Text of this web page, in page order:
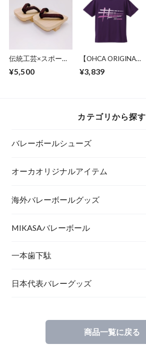
伝統工芸×スポーツ
京漆染- 赤紅
¥5,500
【OHCA ORIGINAL
カオリジナルTシャ
¥3,839
カテゴリから探す
バレーボールシューズ
オーカオリジナルアイテム
海外バレーボールグッズ
MIKASAバレーボール
一本歯下駄
日本代表バレーグッズ
商品一覧に戻る